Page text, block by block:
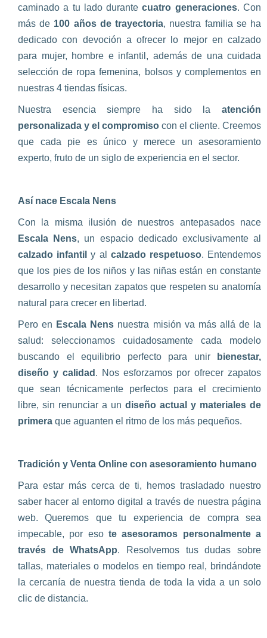
caminado a tu lado durantecuatro generaciones. Con
más de 100 años de trayectoria, nuestra familia se ha
dedicado con devoción a ofrecer lo mejor en calzado
para mujer, hombre e infantil, además de una cuidada
selección de ropa femenina, bolsos y complementos en
nuestras 4 tiendas físicas.
Nuestra esencia siempre ha sido la atención
personalizada y el compromiso con el cliente. Creemos
que cada pie es único y merece un asesoramiento
experto, fruto de un siglo de experiencia en el sector.
Así nace Escala Nens
Con la misma ilusión de nuestros antepasados nace
Escala Nens, un espacio dedicado exclusivamente al
calzado infantil y al calzado respetuoso. Entendemos
que los pies de los niños y las niñas están en constante
desarrollo y necesitan zapatos que respeten su anatomía
natural para crecer en libertad.
Pero en Escala Nens nuestra misión va más allá de la
salud: seleccionamos cuidadosamente cada modelo
buscando el equilibrio perfecto para unir
bienestar,
diseño y calidad . Nos esforzamos por ofrecer zapatos
que sean técnicamente perfectos para el crecimiento
libre, sin renunciar a un diseño actual y materiales de
primera que aguanten el ritmo de los más pequeños.
Tradición y Venta Online con asesoramiento humano
Para estar más cerca de ti, hemos trasladado nuestro
saber hacer al entorno digital a través de nuestra página
web. Queremos que tu experiencia de compra sea
impecable, por eso te asesoramos personalmente a
través de WhatsApp. Resolvemos tus dudas sobre
tallas, materiales o modelos en tiempo real, brindándote
la cercanía de nuestra tienda de toda la vida a un solo
clic de distancia.